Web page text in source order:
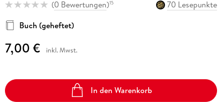
(0 Bewertungen)15
70 Lesepunkte
Buch (geheftet)
7,00 € inkl. Mwst.
In den Warenkorb